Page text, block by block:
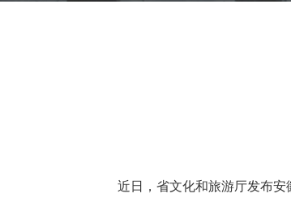
近日，省文化和旅游厅发布安